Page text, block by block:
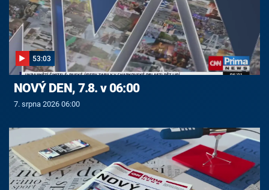
53:03
NOVÝ DEN, 7.8. v 06:00
7. srpna 2026 06:00